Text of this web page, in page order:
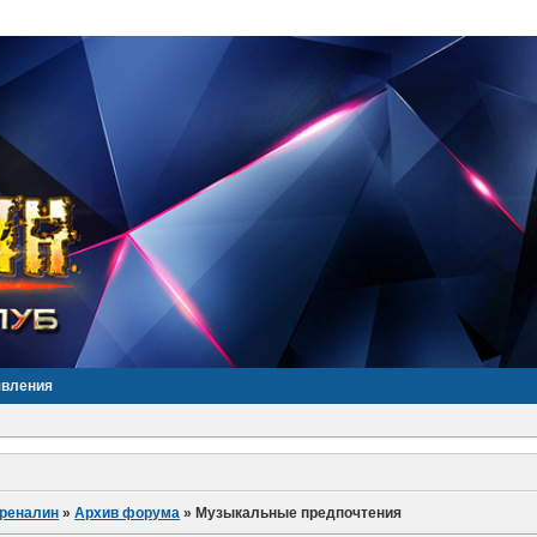
»Архив форума » Музыкальные предпочтения